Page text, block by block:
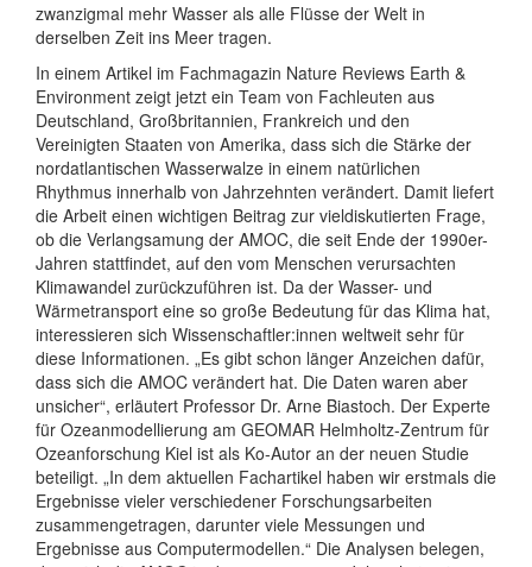
zwanzigmal mehr Wasser als alle Flüsse der Welt in
derselben Zeit ins Meer tragen.
In einem Artikel im Fachmagazin Nature Reviews Earth &
Environment zeigt jetzt ein Team von Fachleuten aus
Deutschland, Großbritannien, Frankreich und den
Vereinigten Staaten von Amerika, dass sich die Stärke der
nordatlantischen Wasserwalze in einem natürlichen
Rhythmus innerhalb von Jahrzehnten verändert. Damit liefert
die Arbeit einen wichtigen Beitrag zur vieldiskutierten Frage,
ob die Verlangsamung der AMOC, die seit Ende der 1990er-
Jahren stattfindet, auf den vom Menschen verursachten
Klimawandel zurückzuführen ist. Da der Wasser- und
Wärmetransport eine so große Bedeutung für das Klima hat,
interessieren sich Wissenschaftler:innen weltweit sehr für
diese Informationen. „Es gibt schon länger Anzeichen dafür,
dass sich die AMOC verändert hat. Die Daten waren aber
unsicher“, erläutert Professor Dr. Arne Biastoch. Der Experte
für Ozeanmodellierung am GEOMAR Helmholtz-Zentrum für
Ozeanforschung Kiel ist als Ko-Autor an der neuen Studie
beteiligt. „In dem aktuellen Fachartikel haben wir erstmals die
Ergebnisse vieler verschiedener Forschungsarbeiten
zusammengetragen, darunter viele Messungen und
Ergebnisse aus Computermodellen.“ Die Analysen belegen,